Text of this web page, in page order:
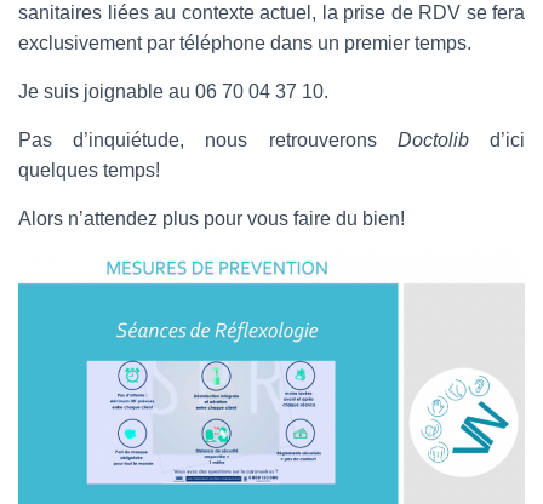
sanitaires liées au contexte actuel, la prise de RDV se fera
exclusivement par téléphone dans un premier temps.
Je suis joignable au 06 70 04 37 10.
Pas d’inquiétude, nous retrouverons Doctolibd’ici
quelques temps!
Alors n’attendez plus pour vous faire du bien!